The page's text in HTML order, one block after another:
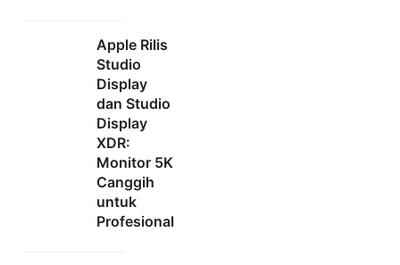
Apple Rilis
Studio
Display
dan Studio
Display
XDR:
Monitor 5K
Canggih
untuk
Profesional